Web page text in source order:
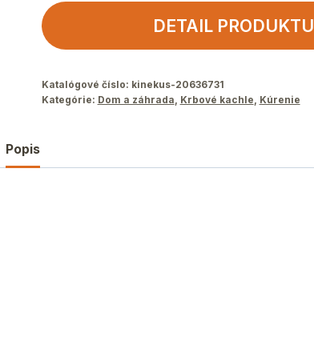
DETAIL PRODUKTU
Katalógové číslo: kinekus-20636731
Kategórie: Dom a záhrada Krbové kachle Kúrenie
Popis